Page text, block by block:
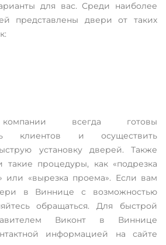
для вас. Среди наиболее
представлены двери от таких
всегда готовы
клиентов и осуществить
установку дверей. Также
такие процедуры, как «подрезка
или «вырезка проема». Если вам
в Виннице с возможностью
обращаться. Для быстрой
Виконт в Виннице
информацией на сайте